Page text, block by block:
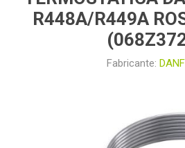
R448A/R449A
Fabricante: